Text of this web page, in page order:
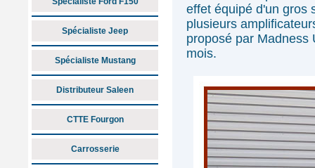
Spécialiste Jeep
Spécialiste Mustang
Distributeur Saleen
CTTE Fourgon
Carrosserie
effet équipé d'un gros
plusieurs
proposé par Madness
mois.